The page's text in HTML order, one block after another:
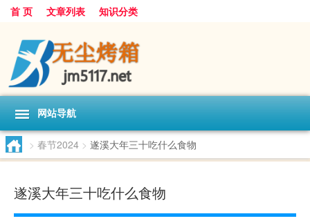
首 页 文章列表 知识分类
网站导航
> 春节2024 > 遂溪大年三十吃什么食物
遂溪大年三十吃什么食物